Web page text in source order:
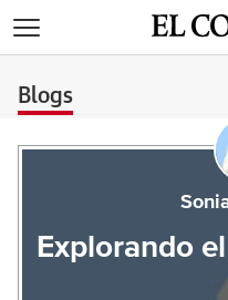
Blogs
Explorando